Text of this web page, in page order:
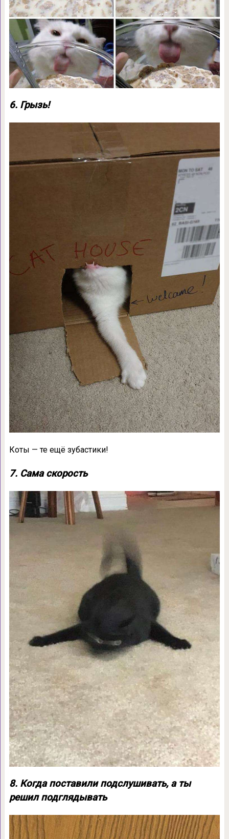
6. Грызь!
Коты — те ещё зубастики!
7. Сама скорость
8. Когда поставили подслушивать, а ты
решил подглядывать